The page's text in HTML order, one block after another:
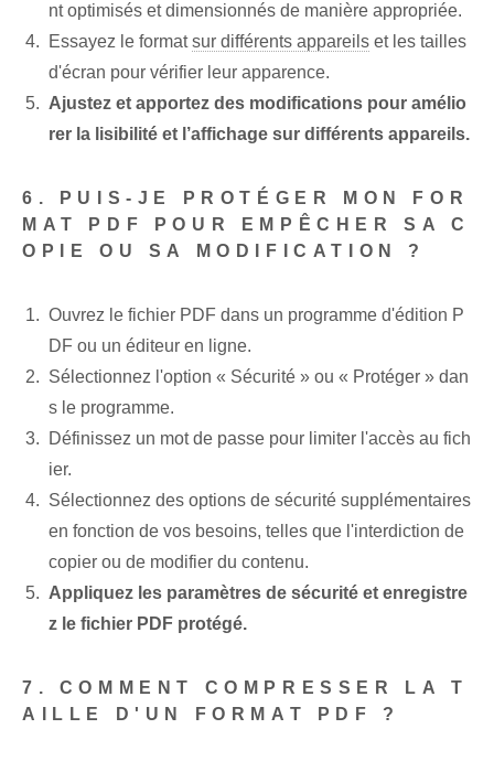
nt optimisés et dimensionnés de manière appropriée.
Essayez le formatsur différents appareils et les tailles
d'écran pour vérifier leur apparence.
Ajustez et apportez des modifications pour amélio
rer la lisibilité et l’affichage sur différents appareils.
6. PUIS-JE PROTÉGER MON FOR
MAT PDF POUR EMPÊCHER SA C
OPIE OU SA MODIFICATION ?
Ouvrez le fichier PDF dans un programme d'édition P
DF ou un éditeur en ligne.
Sélectionnez l'option « Sécurité » ou « Protéger » dan
s le programme.
Définissez un mot de passe pour limiter l'accès au fich
ier.
Sélectionnez des options de sécurité supplémentaires
en fonction de vos besoins, telles que l'interdiction de
copier ou de modifier du contenu.
Appliquez les paramètres de sécurité et enregistre
z le fichier PDF protégé.
7. COMMENT COMPRESSER LA T
AILLE D'UN FORMAT PDF ?